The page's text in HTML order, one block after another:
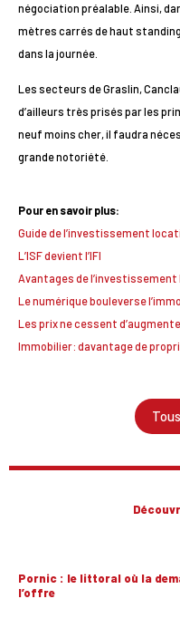
négociation préalable. Ainsi,
mètres carrés de haut
dans la journée.
Les secteurs de Graslin,
d’ailleurs très prisés par les
neuf moins cher, il faudra
grande notoriété.
Pour en savoir plus:
Guide de l’investissement
L’ISF devient l’IFI
Avantages de
Le numérique bouleverse
Les prix ne cessent
Immobilier: davantage de
Pornic : le littoral où la
l’offre